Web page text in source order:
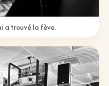
a trouvé la fève.